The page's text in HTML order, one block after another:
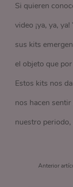
Si quieren
video ¡ya, ya,
sus kits
el objeto que
Estos kits nos
nos hacen
nuestro periodo,
Anterior